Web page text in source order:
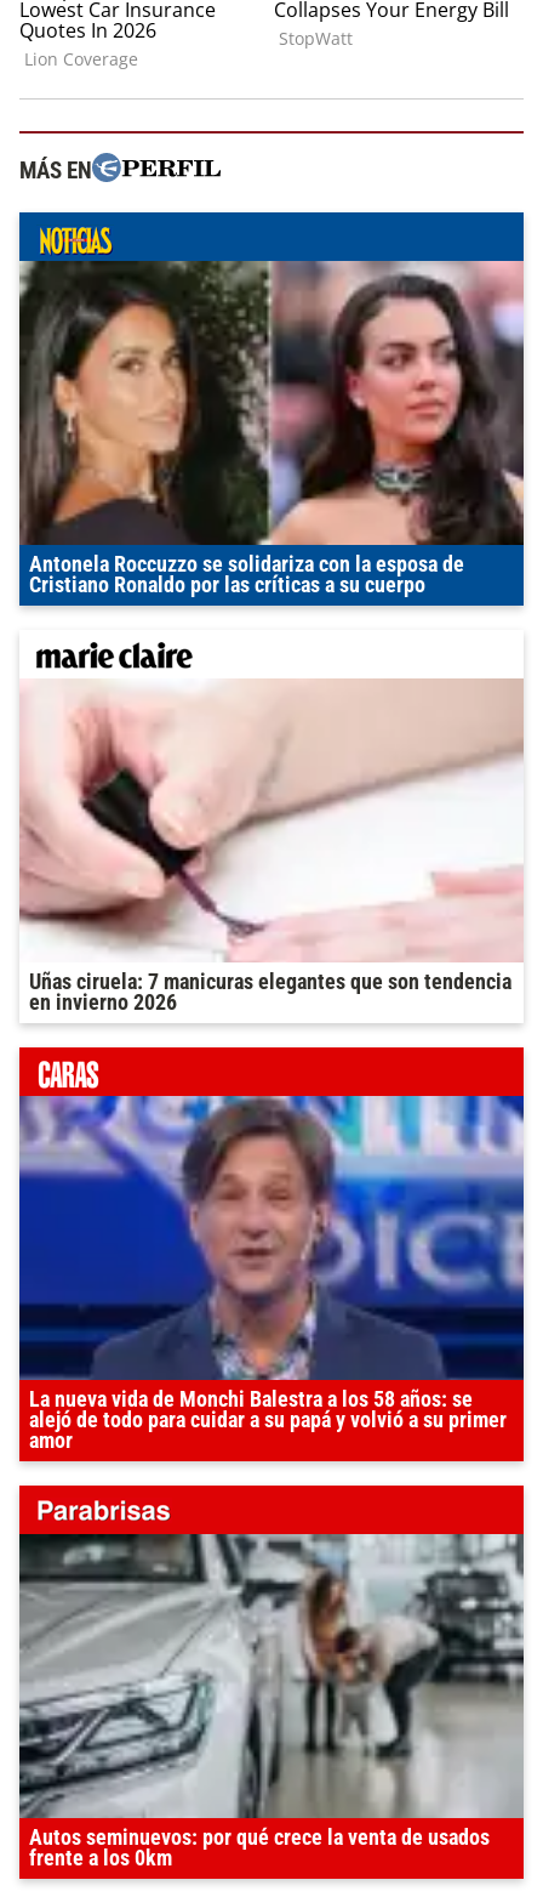
MÁS EN
Antonela Roccuzzo se solidariza con la esposa de
Cristiano Ronaldo por las críticas a su cuerpo
Uñas ciruela: 7 manicuras elegantes que son tendencia
en invierno 2026
La nueva vida de Monchi Balestra a los 58 años: se
alejó de todo para cuidar a su papá y volvió a su primer
amor
Autos seminuevos: por qué crece la venta de usados
frente a los 0km